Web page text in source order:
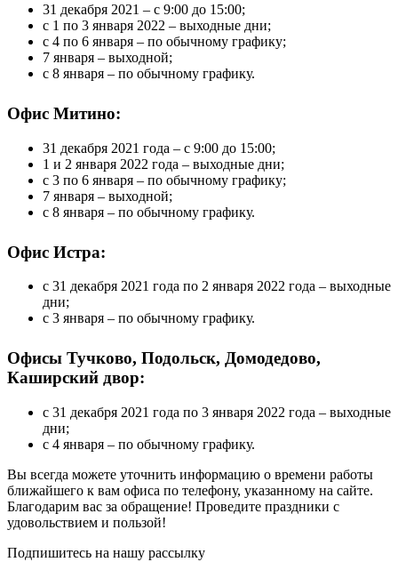
31 декабря 2021 – с 9:00 до 15:00;
с 1 по 3 января 2022 – выходные дни;
с 4 по 6 января – по обычному графику;
7 января – выходной;
с 8 января – по обычному графику.
Офис Митино:
31 декабря 2021 года – с 9:00 до 15:00;
1 и 2 января 2022 года – выходные дни;
с 3 по 6 января – по обычному графику;
7 января – выходной;
с 8 января – по обычному графику.
Офис Истра:
с 31 декабря 2021 года по 2 января 2022 года – выходные
дни;
с 3 января – по обычному графику.
Офисы Тучково, Подольск, Домодедово,
Каширский двор:
с 31 декабря 2021 года по 3 января 2022 года – выходные
дни;
с 4 января – по обычному графику.
Вы всегда можете уточнить информацию о времени работы
ближайшего к вам офиса по телефону, указанному на сайте.
Благодарим вас за обращение! Проведите праздники с
удовольствием и пользой!
Подпишитесь на нашу рассылку